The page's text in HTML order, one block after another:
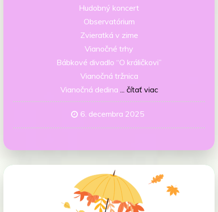
Hudobný koncert
Observatórium
Zvieratká v zime
Vianočné trhy
Bábkové divadlo “O králičkovi”
Vianočná tržnica
Vianočná dedina ... čítať viac
6. decembra 2025